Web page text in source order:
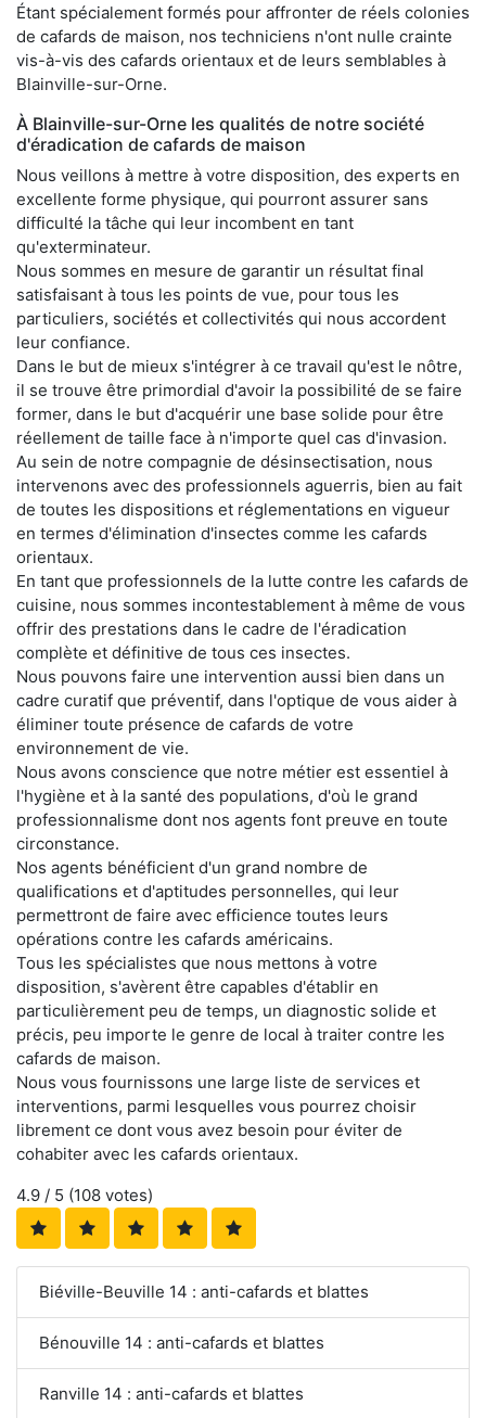
Étant spécialement formés pour affronter de réels colonies
de cafards de maison, nos techniciens n'ont nulle crainte
vis-à-vis des cafards orientaux et de leurs semblables à
Blainville-sur-Orne.
À Blainville-sur-Orne les qualités de notre société
d'éradication de cafards de maison
Nous veillons à mettre à votre disposition, des experts en
excellente forme physique, qui pourront assurer sans
difficulté la tâche qui leur incombent en tant
qu'exterminateur.
Nous sommes en mesure de garantir un résultat final
satisfaisant à tous les points de vue, pour tous les
particuliers, sociétés et collectivités qui nous accordent
leur confiance.
Dans le but de mieux s'intégrer à ce travail qu'est le nôtre,
il se trouve être primordial d'avoir la possibilité de se faire
former, dans le but d'acquérir une base solide pour être
réellement de taille face à n'importe quel cas d'invasion.
Au sein de notre compagnie de désinsectisation, nous
intervenons avec des professionnels aguerris, bien au fait
de toutes les dispositions et réglementations en vigueur
en termes d'élimination d'insectes comme les cafards
orientaux.
En tant que professionnels de la lutte contre les cafards de
cuisine, nous sommes incontestablement à même de vous
offrir des prestations dans le cadre de l'éradication
complète et définitive de tous ces insectes.
Nous pouvons faire une intervention aussi bien dans un
cadre curatif que préventif, dans l'optique de vous aider à
éliminer toute présence de cafards de votre
environnement de vie.
Nous avons conscience que notre métier est essentiel à
l'hygiène et à la santé des populations, d'où le grand
professionnalisme dont nos agents font preuve en toute
circonstance.
Nos agents bénéficient d'un grand nombre de
qualifications et d'aptitudes personnelles, qui leur
permettront de faire avec efficience toutes leurs
opérations contre les cafards américains.
Tous les spécialistes que nous mettons à votre
disposition, s'avèrent être capables d'établir en
particulièrement peu de temps, un diagnostic solide et
précis, peu importe le genre de local à traiter contre les
cafards de maison.
Nous vous fournissons une large liste de services et
interventions, parmi lesquelles vous pourrez choisir
librement ce dont vous avez besoin pour éviter de
cohabiter avec les cafards orientaux.
4.9 / 5 (108 votes)
Biéville-Beuville 14 : anti-cafards et blattes
Bénouville 14 : anti-cafards et blattes
Ranville 14 : anti-cafards et blattes